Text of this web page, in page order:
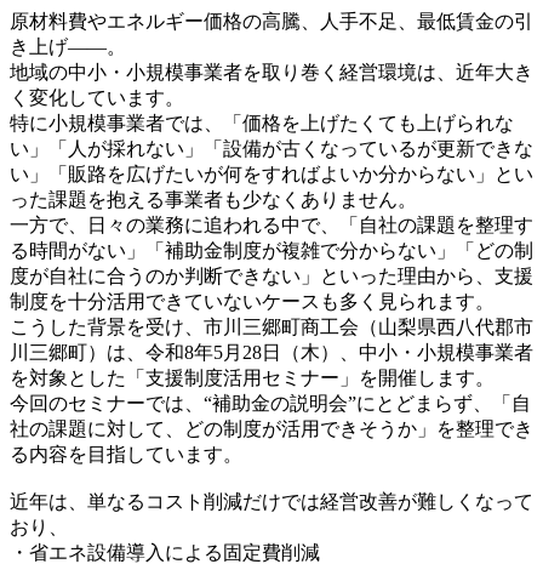
原材料費やエネルギー価格の高騰、人手不足、最低賃金の引
き上げ――。
地域の中小・小規模事業者を取り巻く経営環境は、近年大き
く変化しています。
特に小規模事業者では、「価格を上げたくても上げられな
い」「人が採れない」「設備が古くなっているが更新できな
い」「販路を広げたいが何をすればよいか分からない」とい
った課題を抱える事業者も少なくありません。
一方で、日々の業務に追われる中で、「自社の課題を整理す
る時間がない」「補助金制度が複雑で分からない」「どの制
度が自社に合うのか判断できない」といった理由から、支援
制度を十分活用できていないケースも多く見られます。
こうした背景を受け、市川三郷町商工会（山梨県西八代郡市
川三郷町）は、令和8年5月28日（木）、中小・小規模事業者
を対象とした「支援制度活用セミナー」を開催します。
今回のセミナーでは、“補助金の説明会”にとどまらず、「自
社の課題に対して、どの制度が活用できそうか」を整理でき
る内容を目指しています。
近年は、単なるコスト削減だけでは経営改善が難しくなって
おり、
・省エネ設備導入による固定費削減